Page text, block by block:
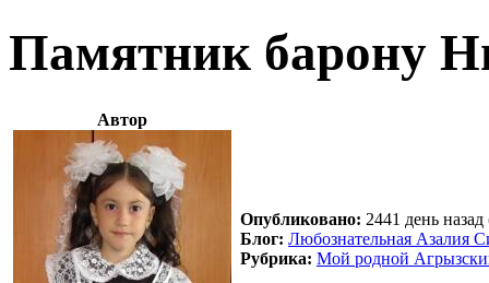
Памятник барону
Автор
Опубликовано: 2441 день
Блог: Любознательная Азалия
Рубрика: Мой родной